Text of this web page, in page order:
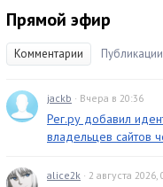
Прямой эфир
Комментарии Публикации
jackb · Вчера в 20:36
Рег.ру добавил
владельцев сайтов
alice2k · 2 августа 2026,